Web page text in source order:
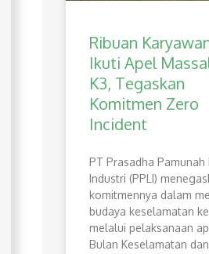
Ribuan
Ikuti Apel
K3, Tegaskan
Komitmen Zero
Incident
PT Prasadha Pamunah
Industri (PPLI)
komitmennya dalam
budaya keselamatan
melalui pelaksanaan
Bulan Keselamatan dan